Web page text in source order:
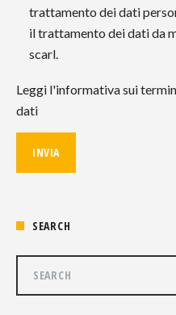
trattamento dei dati
il trattamento dei dati da
scarl.
Leggi l'informativa sui
dati
SEARCH